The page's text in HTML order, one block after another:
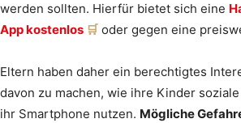
werden sollten. Hierfür bietet sich eine
App kostenlos
oder gegen eine
Eltern haben daher ein berechtigtes
davon zu machen, wie ihre Kinder
ihr Smartphone nutzen. Mögliche